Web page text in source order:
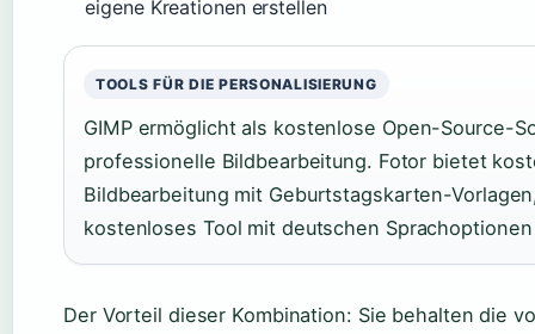
eigene Kreationen erstellen
TOOLS FÜR DIE PERSONALISIERUNG
GIMP ermöglicht als kostenlose Open-Source-
professionelle Bildbearbeitung. Fotor bietet
Bildbearbeitung mit Geburtstagskarten-
kostenloses Tool mit deutschen
Der Vorteil dieser Kombination: Sie behalten die